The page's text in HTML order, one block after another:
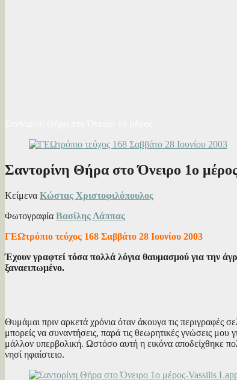
Σαντορίνη Θήρα στο Όνειρο 1ο
Κείμενα Κώστας Χριστοφιλόπουλος
Φωτογραφία Βασίλης Λάππας
ΓΕΩτρόπιο τεύχος 168 Σαββάτο 28 Ιουνίου 2003
Έχουν γραφτεί τόσα πολλά λόγια θαυμασμού για την
ξαναειπωμένο.
Θυμάμαι πριν αρκετά χρόνια όταν άκουγα τις περιγραφές
μπορείς να συναντήσεις, παρά τις θεωρητικές γνώσεις μου
μάλλον υπερβολική. Ωστόσο αυτή η εικόνα αποδείχθηκε
νησί ηφαίστειο.